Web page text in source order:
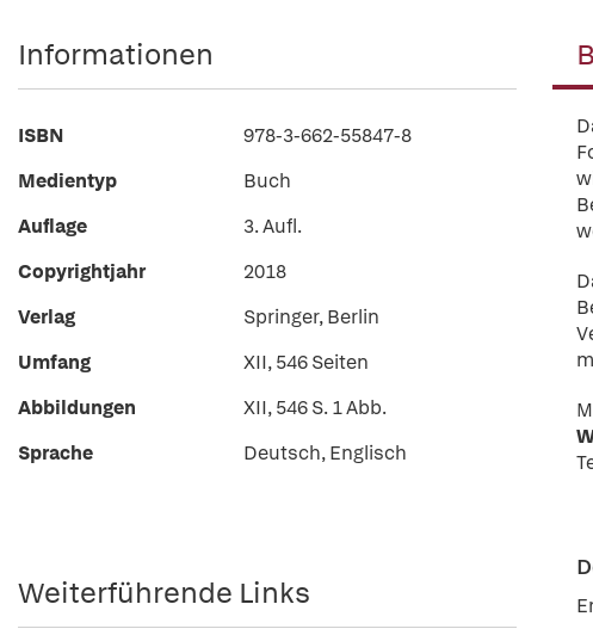
Informationen
ISBN
978-3-662-55847-8
Medientyp
Buch
Auflage
3. Aufl.
Copyrightjahr
2018
Verlag
Springer, Berlin
Umfang
XII, 546 Seiten
Abbildungen
XII, 546 S. 1 Abb.
Sprache
Deutsch, Englisch
Weiterführende Links